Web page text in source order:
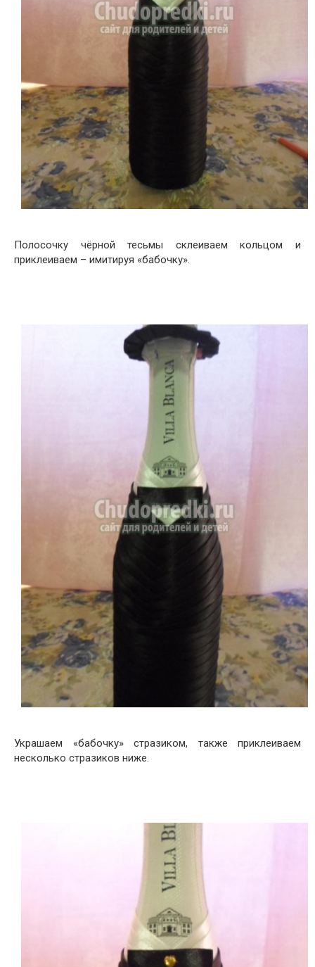
Полосочку чёрной тесьмы склеиваем кольцом и
приклеиваем – имитируя «бабочку».
Украшаем «бабочку» стразиком, также приклеиваем
несколько стразиков ниже.